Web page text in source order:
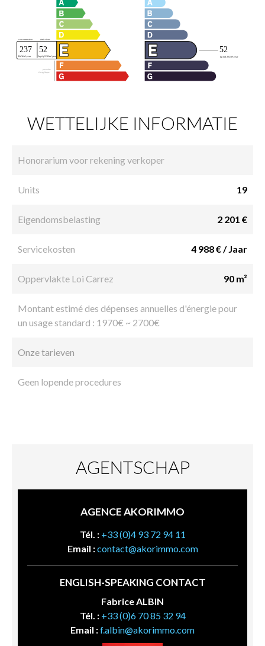
WETTELIJKE INFORMATIE
Honorarium voor rekening verkoper
Units 19
Eigendomsbelasting 2 201 €
Servicekosten 4 988 € / Jaar
Oppervlakte Loi Carrez 90 m²
Montant estimé des dépenses annuelles d'énergie pour
un usage standard : 1970€ ~ 2700€
Onze tarieven
Geen lopende procedures
AGENTSCHAP
AGENCE AKORIMMO
Tél. : +33 (0)4 93 72 94 11
Email :contact@akorimmo.com
ENGLISH-SPEAKING CONTACT
Fabrice ALBIN
Tél. : +33 (0)6 70 85 32 94
Email :f.albin@akorimmo.com